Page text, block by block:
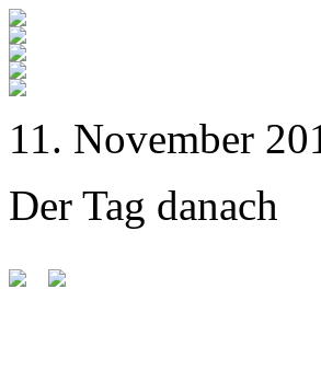
11. November
Der Tag danach